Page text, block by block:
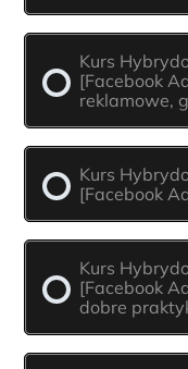
Kurs
[Facebook
reklamowe,
Kurs
[Facebook
Kurs
[Facebook
dobre